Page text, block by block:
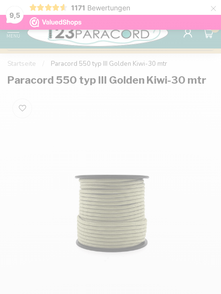
9,5
1171 Bewertungen ×
Sparen Sie mit Ihrem Konto und sichern Sie sich
Rabatte.
MENU
0
Startseite Paracord 550 typ III Golden Kiwi-30 mtr
Paracord 550 typ III Golden Kiwi-30 mtr